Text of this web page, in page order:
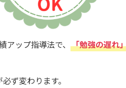
ップ指導法で、 「勉強の遅れ
ず変わります。